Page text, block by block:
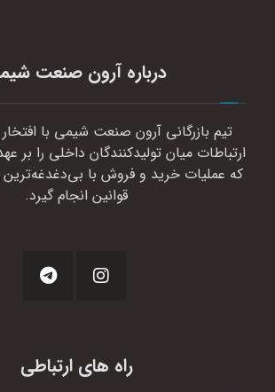
درباره آرون صنعت
تیم بازرگانی آرون صنعت شیمی با
ارتباطات میان تولیدکنندگان داخلی را بر
که عملیات خرید و فروش با بی‌دغدغه‌ترین
قوانین انجام گیرد.
راه های ارتباطی